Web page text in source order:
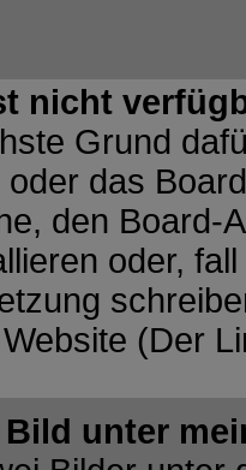
nicht
Grund
das
den Board-
oder,
(Der
unter